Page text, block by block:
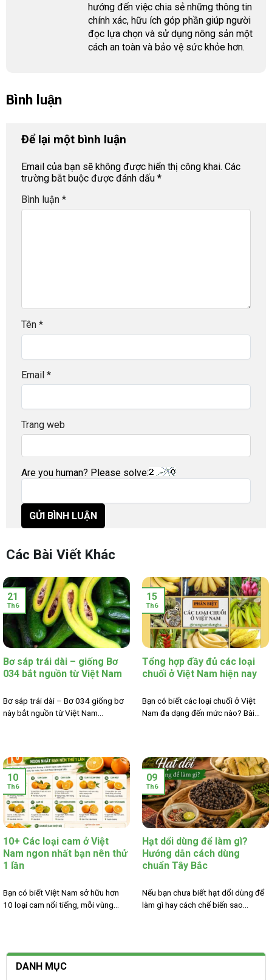
hướng đến việc chia sẻ những thông tin
chính xác, hữu ích góp phần giúp người
đọc lựa chọn và sử dụng nông sản một
cách an toàn và bảo vệ sức khỏe hơn.
Bình luận
Để lại một bình luận
Email của bạn sẽ không được hiển thị công khai. Các
trường bắt buộc được đánh dấu *
Bình luận *
Tên *
Email *
Trang web
Are you human? Please solve:
Các Bài Viết Khác
Bơ sáp trái dài – giống Bơ
034 bắt nguồn từ Việt Nam
Bơ sáp trái dài – Bơ 034 giống bơ
này bắt nguồn từ Việt Nam...
21
Th6
Tổng hợp đầy đủ các loại
chuối ở Việt Nam hiện nay
Bạn có biết các loại chuối ở Việt
Nam đa dạng đến mức nào? Bài...
15
Th6
10+ Các loại cam ở Việt
Nam ngon nhất bạn nên thử
1 lần
Bạn có biết Việt Nam sở hữu hơn
10 loại cam nổi tiếng, mỗi vùng...
10
Th6
Hạt dổi dùng để làm gì?
Hướng dẫn cách dùng
chuẩn Tây Bắc
Nếu bạn chưa biết hạt dổi dùng để
làm gì hay cách chế biến sao...
09
Th6
DANH MỤC